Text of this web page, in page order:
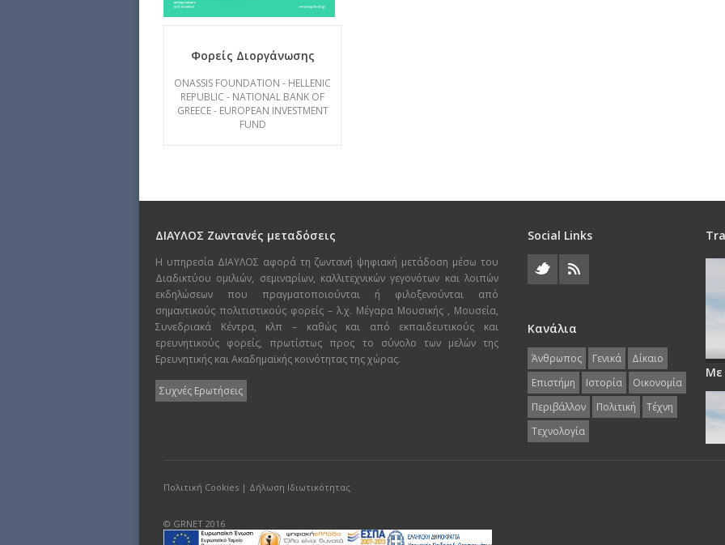
Φορείς Διοργάνωσης
ONASSIS FOUNDATION - HELLENIC
REPUBLIC - NATIONAL BANK OF
GREECE - EUROPEAN INVESTMENT
FUND
ΔΙΑΥΛΟΣ Ζωντανές μεταδόσεις
Η υπηρεσία ΔΙΑΥΛΟΣ αφορά τη ζωντανή ψηφιακή μετάδοση μέσω του
Διαδικτύου ομιλιών, σεμιναρίων, καλλιτεχνικών γεγονότων και λοιπών
εκδηλώσεων που πραγματοποιούνται ή φιλοξενούνται από
σημαντικούς πολιτιστικούς φορείς – λ.χ. Μέγαρα Μουσικής , Μουσεία,
Συνεδριακά Κέντρα, κλπ – καθώς και από εκπαιδευτικούς και
ερευνητικούς φορείς, πρωτίστως προς το σύνολο των μελών της
Ερευνητικής και Ακαδημαϊκής κοινότητας της χώρας.
Συχνές Ερωτήσεις
Social Links
Κανάλια
Άνθρωπος Γενικά
Δίκαιο
Επιστήμη
Ιστορία
Οικονομία
Περιβάλλον
Πολιτική
Τέχνη
Τεχνολογία
Με
Πολιτική Cookies | Δήλωση Ιδιωτικότητας
© GRNET 2016